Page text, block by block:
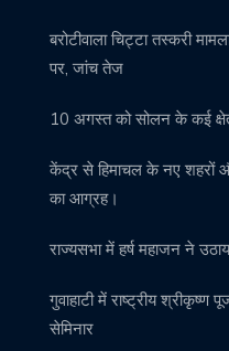
बरोटीवाला चिट्टा तस्करी
पर, जांच तेज
10 अगस्त को सोलन के कई
केंद्र से हिमाचल के नए शहरों
का आग्रह।
राज्यसभा में हर्ष महाजन ने
गुवाहाटी में राष्ट्रीय श्रीकृष्ण
सेमिनार